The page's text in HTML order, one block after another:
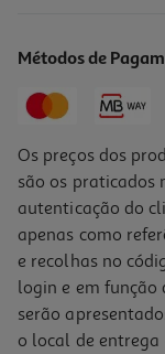
22,20 € PVP de editor
-10%
Métodos de
Os preços dos
são os praticados
autenticação do
apenas como
e recolhas no
login e em função
serão
o local de entrega